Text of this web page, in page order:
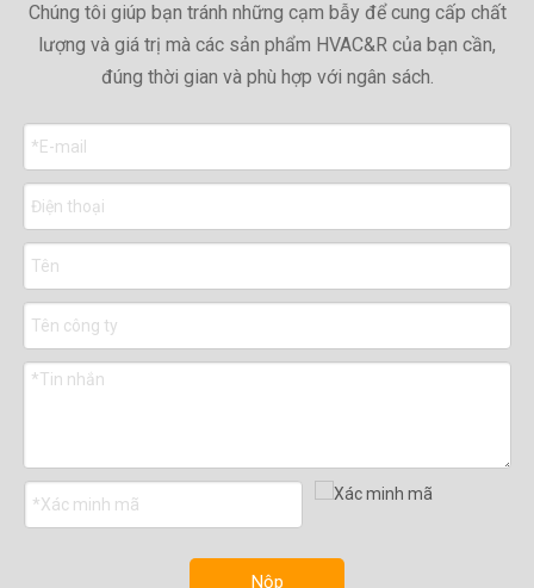
Chúng tôi giúp bạn tránh những cạm bẫy để cung cấp chất
lượng và giá trị mà các sản phẩm HVAC&R của bạn cần,
đúng thời gian và phù hợp với ngân sách.
Nộp